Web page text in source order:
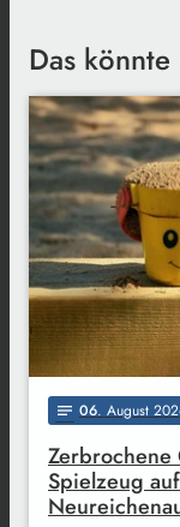
Das
notes 06. August
Zerbrochene
Spielzeug